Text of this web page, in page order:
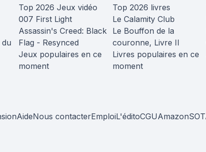
Top 2026 Jeux vidéo
007 First Light
Assassin's Creed: Black
Flag - Resynced
Jeux populaires en ce
moment
Top 2026 livres
Le Calamity Club
Le Bouffon de la
couronne, Livre II
Livres populaires en ce
moment
AideNous contacterEmploiL'éditoCGUAmazon